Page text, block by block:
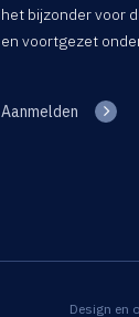
het bijzonder voor
en voortgezet
Aanmelden
Design en